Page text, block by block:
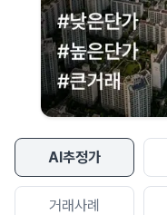
AI추정가
거래사례